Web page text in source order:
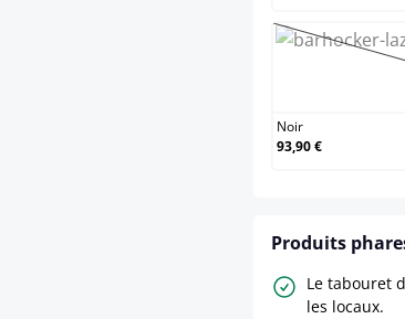
Noir
93,90 €
Produits
Le tabouret
les locaux.